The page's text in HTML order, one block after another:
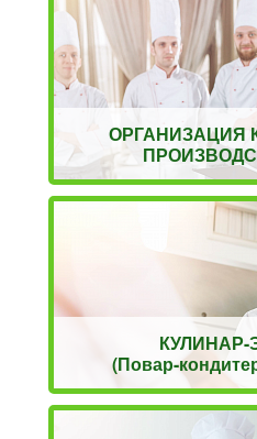
ОРГАНИЗАЦИЯ
КУЛИНАР-
(Повар-